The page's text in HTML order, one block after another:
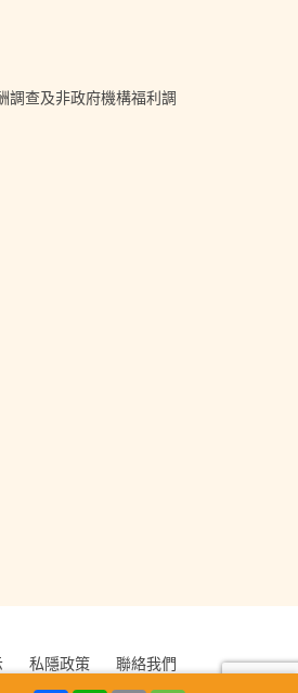
調查及非政府機構福利調
私隱政策
聯絡我們